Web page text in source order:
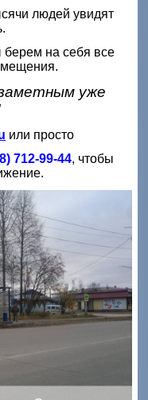
людей увидят
на себя все
уже
или просто
712-99-44, чтобы